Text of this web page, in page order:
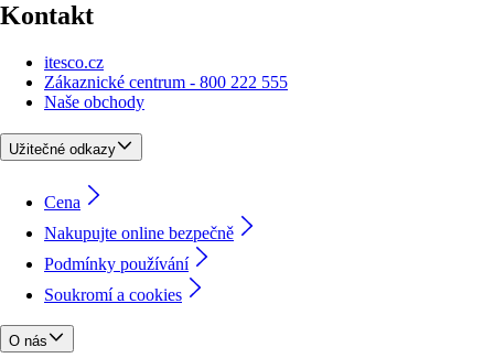
Kontakt
itesco.cz
Zákaznické centrum - 800 222 555
Naše obchody
Užitečné odkazy
Cena
Nakupujte online bezpečně
Podmínky používání
Soukromí a cookies
O nás